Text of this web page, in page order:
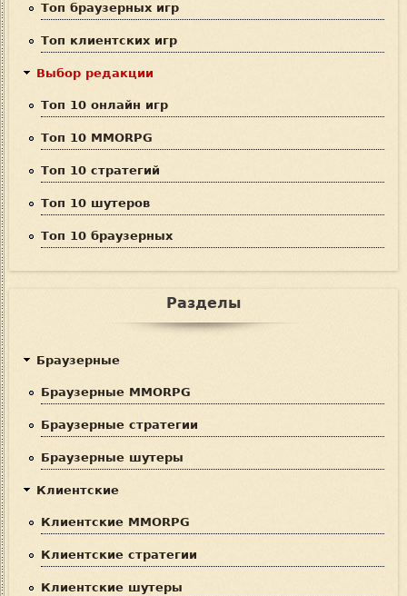
Топ браузерных игр
Топ клиентских игр
Выбор редакции
Топ 10 онлайн игр
Топ 10 MMORPG
Топ 10 стратегий
Топ 10 шутеров
Топ 10 браузерных
Разделы
Браузерные
Браузерные MMORPG
Браузерные стратегии
Браузерные шутеры
Клиентские
Клиентские MMORPG
Клиентские стратегии
Клиентские шутеры